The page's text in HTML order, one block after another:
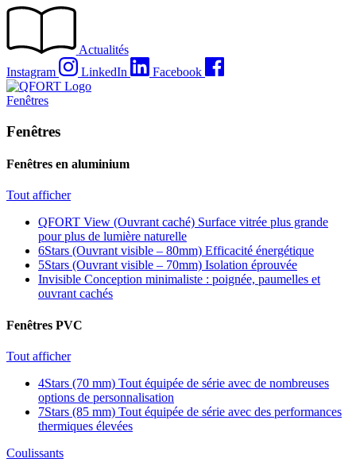
Passer
Actualités
Instagram
LinkedIn Facebook
Fenêtres
Fenêtres
Fenêtres en aluminium
Tout afficher
QFORT View (Ouvrant caché) Surface vitrée plus grande
pour plus de lumière naturelle
6Stars (Ouvrant visible – 80mm) Efficacité énergétique
5Stars (Ouvrant visible – 70mm) Isolation éprouvée
Invisible Conception minimaliste : poignée, paumelles et
ouvrant cachés
Fenêtres PVC
Tout afficher
4Stars (70 mm) Tout équipée de série avec de nombreuses
options de personnalisation
7Stars (85 mm) Tout équipée de série avec des performances
thermiques élevées
Coulissants